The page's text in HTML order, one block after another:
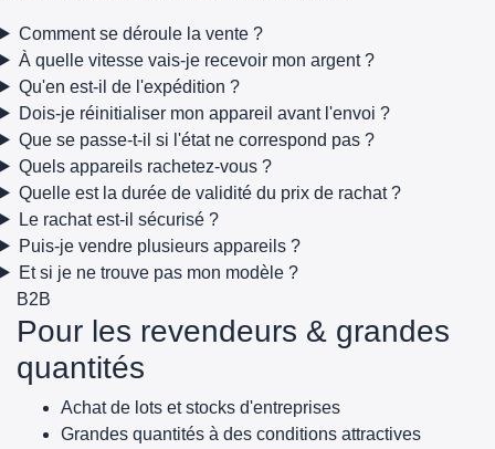
Comment se déroule la vente ?
À quelle vitesse vais-je recevoir mon argent ?
Qu'en est-il de l'expédition ?
Dois-je réinitialiser mon appareil avant l'envoi ?
Que se passe-t-il si l'état ne correspond pas ?
Quels appareils rachetez-vous ?
Quelle est la durée de validité du prix de rachat ?
Le rachat est-il sécurisé ?
Puis-je vendre plusieurs appareils ?
Et si je ne trouve pas mon modèle ?
B2B
Pour les revendeurs & grandes
quantités
Achat de lots et stocks d'entreprises
Grandes quantités à des conditions attractives